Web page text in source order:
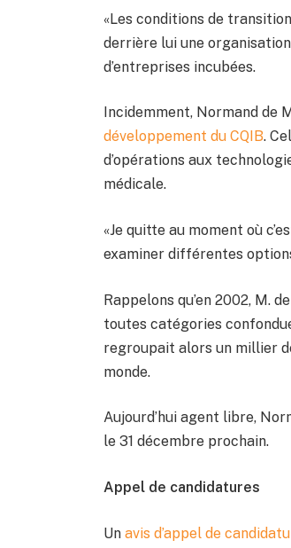
«Les conditions de
derrière lui une
d’entreprises incubées.
Incidemment, Normand de
développement du CQIB.
d’opérations aux
médicale.
«Je quitte au moment où
examiner différentes
Rappelons qu’en 2002, M.
toutes catégories
regroupait alors un millier
monde.
Aujourd’hui agent libre,
le 31 décembre prochain.
Appel de candidatures
Unavis d’appel de